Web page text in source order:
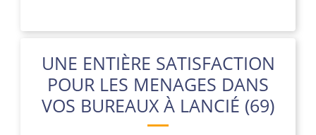
UNE ENTIÈRE SATISFACTION
POUR LES MENAGES DANS
VOS BUREAUX À LANCIÉ (69)